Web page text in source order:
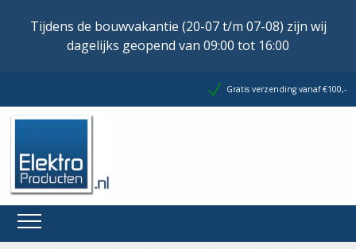
Tijdens de bouwvakantie (20-07 t/m 07-08) zijn wij
dagelijks geopend van 09:00 tot 16:00
Gratis verzending vanaf €100,-